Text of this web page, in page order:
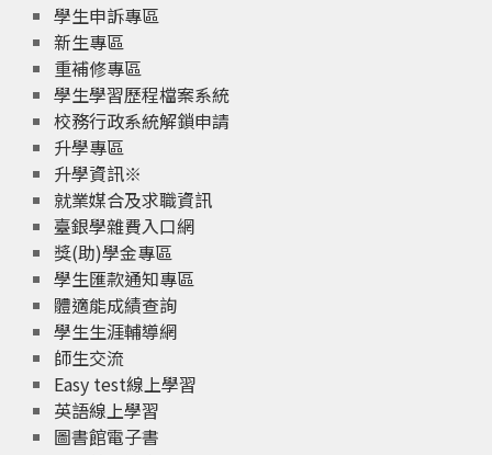
學生申訴專區
新生專區
重補修專區
學生學習歷程檔案系統
校務行政系統解鎖申請
升學專區
升學資訊※
就業媒合及求職資訊
臺銀學雜費入口網
獎(助)學金專區
學生匯款通知專區
體適能成績查詢
學生生涯輔導網
師生交流
Easy test線上學習
英語線上學習
圖書館電子書